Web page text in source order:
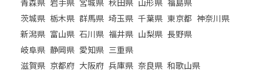
茨城県 栃木県 群馬県 埼玉県 千葉県 東京都 神奈川県
新潟県 富山県 石川県 福井県 山梨県 長野県
岐阜県 静岡県 愛知県 三重県
滋賀県 京都府 大阪府 兵庫県 奈良県 和歌山県